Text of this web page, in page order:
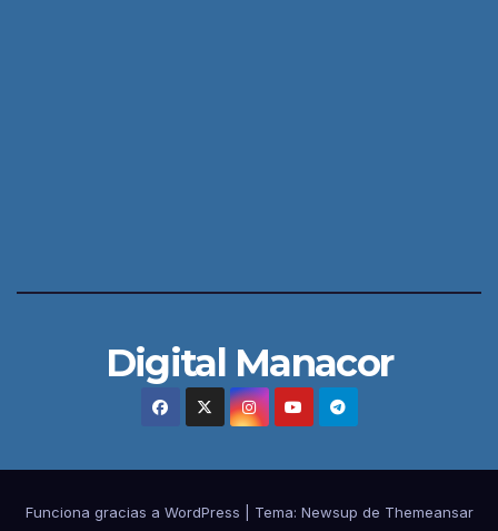
Digital Manacor
Funciona gracias a WordPress Tema: Newsup de Themeansar